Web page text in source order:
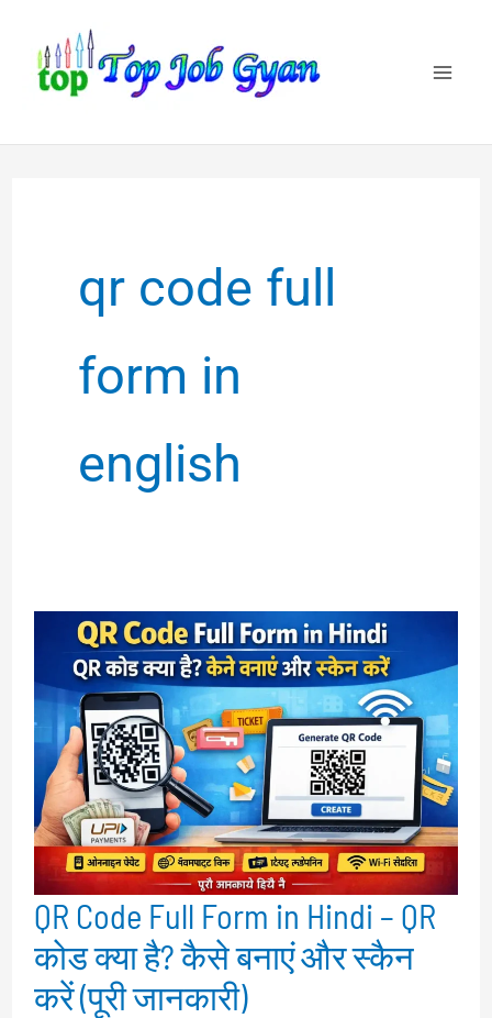
content
qr code full
form in
english
QR Code Full Form in Hindi – QR
कोड क्या है? कैसे बनाएं और स्कैन
करें (पूरी जानकारी)